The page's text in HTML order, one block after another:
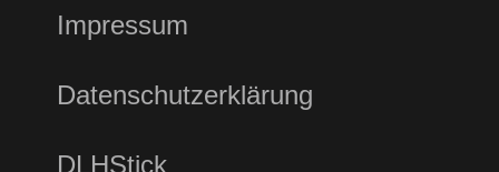
Impressum
Datenschutzerklärung
DLHStick